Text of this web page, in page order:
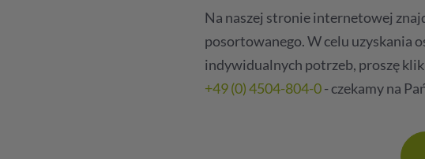
Na naszej stronie internetowej
posortowanego. W celu uzyskania
indywidualnych potrzeb, proszę
+49 (0) 4504-804-0- czekamy na